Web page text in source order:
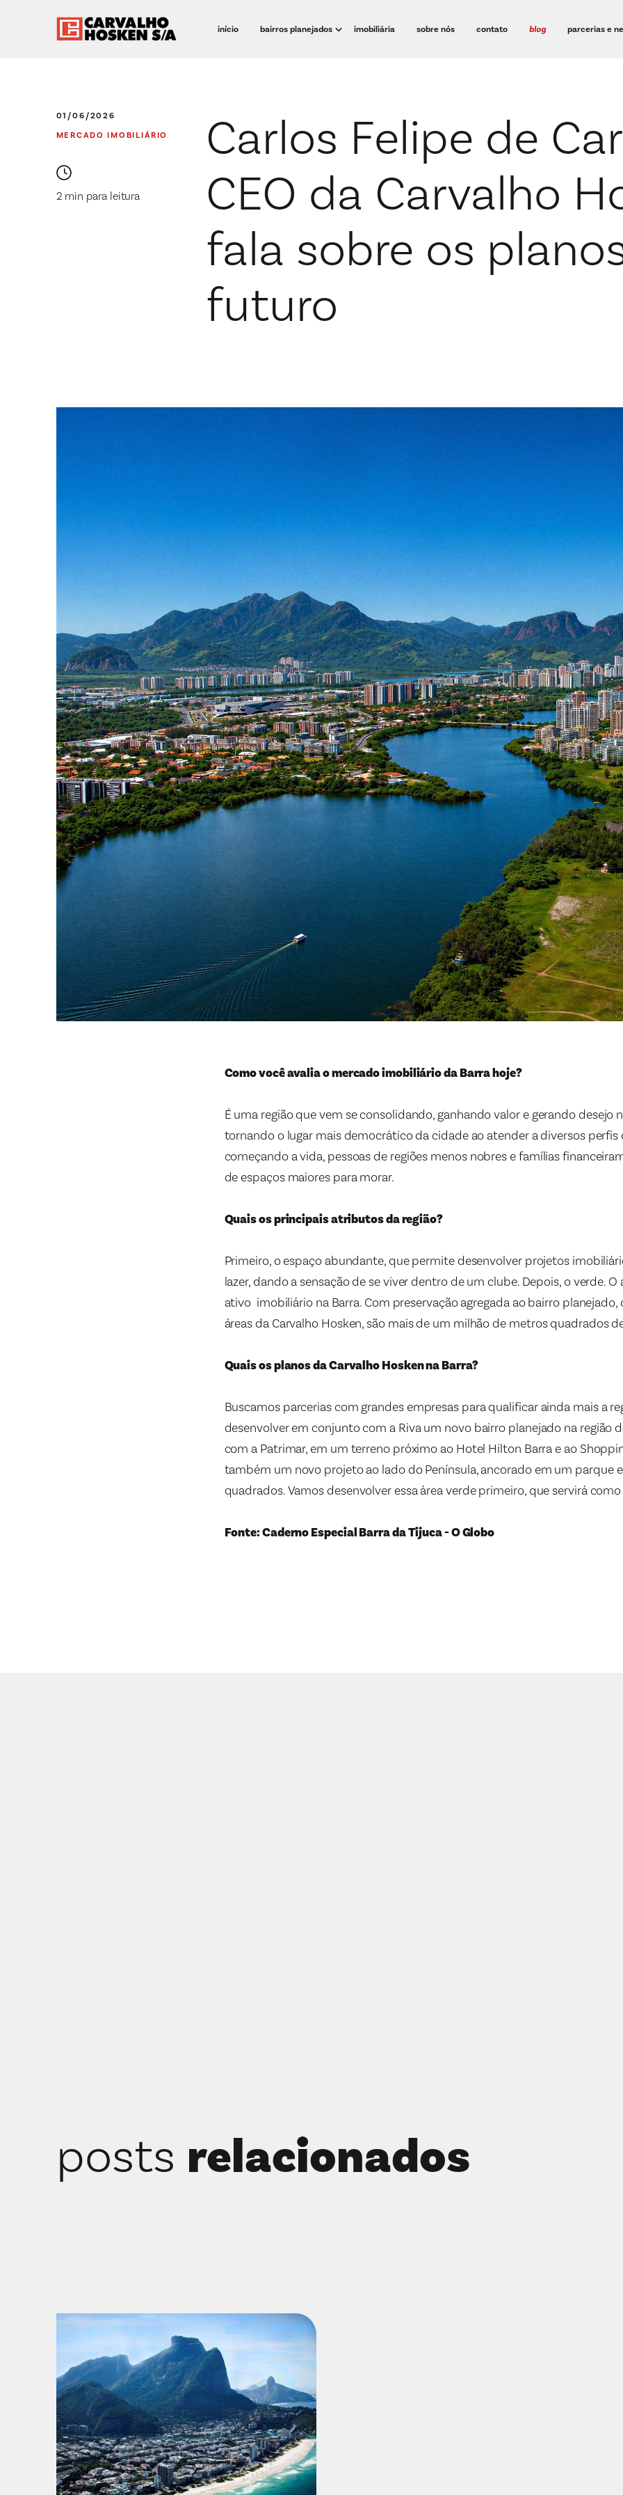
início bairros planejados imobiliária sobre nós contato blog parcerias e
01/06/2026
MERCADO IMOBILIÁRIO
2 min para leitura
Carlos Felipe de
CEO da Carvalho
fala sobre os
futuro
Como você avalia o mercado imobiliário da Barra hoje?
É uma região que vem se consolidando, ganhando valor e gerando desejo
tornando o lugar mais democrático da cidade ao atender a diversos
começando a vida, pessoas de regiões menos nobres e famílias
de espaços maiores para morar.
Quais os principais atributos da região?
Primeiro, o espaço abundante, que permite desenvolver projetos
lazer, dando a sensação de se viver dentro de um clube. Depois, o verde.
ativo imobiliário na Barra. Com preservação agregada ao bairro
áreas da Carvalho Hosken, são mais de um milhão de metros quadrados
Quais os planos da Carvalho Hosken na Barra?
Buscamos parcerias com grandes empresas para qualificar ainda mais a
desenvolver em conjunto com a Riva um novo bairro planejado na região
com a Patrimar, em um terreno próximo ao Hotel Hilton Barra e ao
também um novo projeto ao lado do Península, ancorado em um parque
quadrados. Vamos desenvolver essa área verde primeiro, que servirá
Fonte: Caderno Especial Barra da Tijuca - O Globo
posts relacionados